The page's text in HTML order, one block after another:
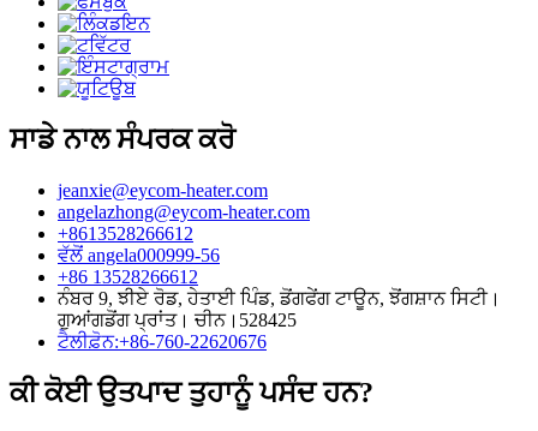
ਸਾਡੇ ਨਾਲ ਸੰਪਰਕ ਕਰੋ
jeanxie@eycom-heater.com
angelazhong@eycom-heater.com
+8613528266612
ਵੱਲੋਂ angela000999-56
+86 13528266612
ਨੰਬਰ 9, ਝੀਏ ਰੋਡ, ਹੇਤਾਈ ਪਿੰਡ, ਡੋਂਗਫੇਂਗ ਟਾਊਨ, ਝੋਂਗਸ਼ਾਨ ਸਿਟੀ।
ਗੁਆਂਗਡੋਂਗ ਪ੍ਰਾਂਤ। ਚੀਨ।528425
ਟੈਲੀਫ਼ੋਨ:+86-760-22620676
ਕੀ ਕੋਈ ਉਤਪਾਦ ਤੁਹਾਨੂੰ ਪਸੰਦ ਹਨ?